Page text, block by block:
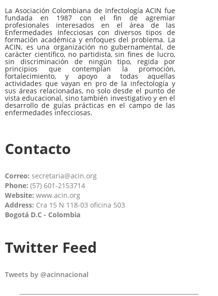
La Asociación Colombiana de Infectología ACIN fue
fundada en 1987 con el fin de agremiar
profesionales interesados en el área de las
Enfermedades Infecciosas con diversos tipos de
formación académica y enfoques del problema. La
ACIN, es una organización no gubernamental, de
carácter científico, no partidista, sin fines de lucro,
sin discriminación de ningún tipo, regida por
principios que contemplan la promoción,
fortalecimiento, y apoyo a todas aquellas
actividades que vayan en pro de la infectología y
sus áreas relacionadas, no solo desde el punto de
vista educacional, sino también investigativo y en el
desarrollo de guías prácticas en el campo de las
enfermedades infecciosas.
Contacto
Correo: secretaria@acin.org
Phone: (57) 601-2153714
Website: www.acin.org
Address: Cra 15 N 118-03 oficina 503
Bogotá D.C - Colombia
Twitter Feed
Tweets by @acinnacional